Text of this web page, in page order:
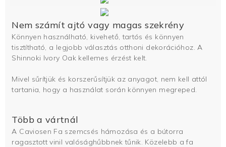
Nem számít ajtó vagy magas szekrény
Könnyen használható, kivehető, tartós és könnyen
tisztítható, a legjobb választás otthoni dekorációhoz. A
Shinnoki Ivory Oak kellemes érzést kelt.
Mivel sűrítjük és korszerűsítjük az anyagot, nem kell attól
tartania, hogy a használat során könnyen megreped.
Több a vártnál
A Caviosen Fa szemcsés hámozása és a bútorra
ragasztott vinil valósághűbbnek tűnik. Közelebb a fa